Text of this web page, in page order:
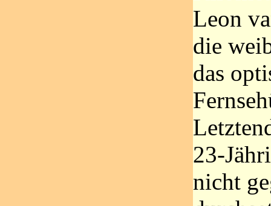
Leon
die
das
23-
nicht